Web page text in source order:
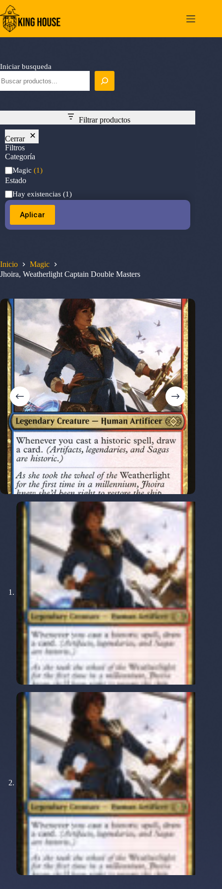
Saltar
al
contenido
Inicio
Magic
Jhoira, Weatherlight Captain Double Masters
Iniciar busqueda
Filtrar productos
Cerrar
Filtros
Categoría
Categoría
Magic (1)
Estado
Estado
Hay existencias (1)
Aplicar